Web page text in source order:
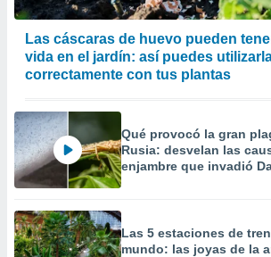
Las cáscaras de huevo pueden
vida en el jardín: así puedes
correctamente con tus plantas
Qué provocó la gran
Rusia: desvelan las
enjambre que invadió
Las 5 estaciones de
mundo: las joyas de la